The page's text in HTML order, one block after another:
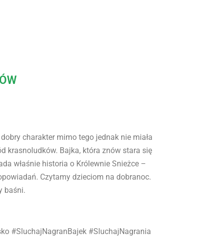
charakter mimo tego jednak nie miała
krasnoludków. Bajka, która znów stara się
właśnie historia o Królewnie Snieżce –
Czytamy dzieciom na dobranoc.
baśni.
#SluchajNagranBajek #SluchajNagrania